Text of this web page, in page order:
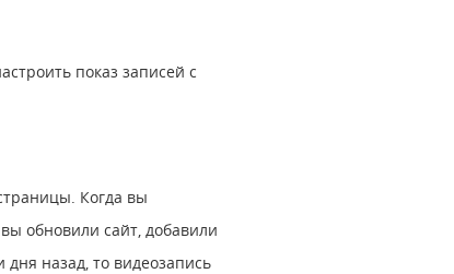
показ записей с
Когда вы
обновили сайт, добавили
назад, то видеозапись